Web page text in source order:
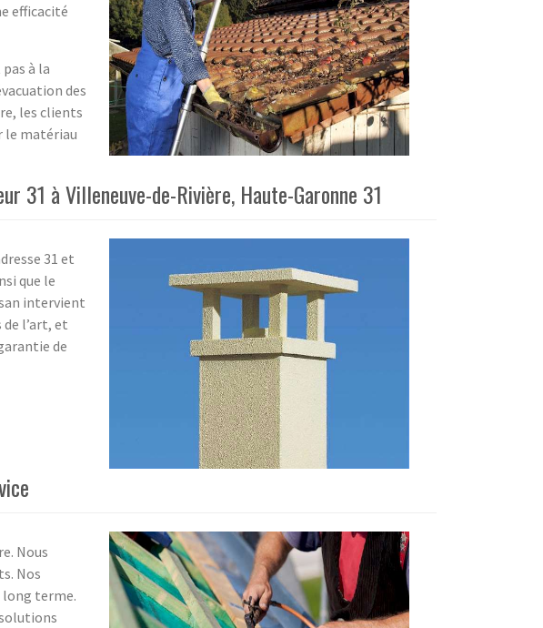
efficacité
à la
des
les clients
le matériau
31 à Villeneuve-de-Rivière, Haute-Garonne 31
31 et
que le
intervient
l’art, et
de
Nous
Nos
long terme.